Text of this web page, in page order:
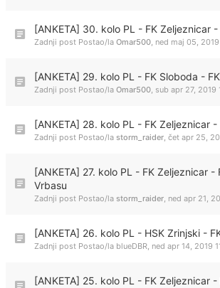
[ANKETA] 30. kolo PL - FK Zeljeznicar
Zadnji post Postao/la Omar500, ned maj 05,
[ANKETA] 29. kolo PL - FK Sloboda -
Zadnji post Postao/la Omar500, sub apr 27, 2019
[ANKETA] 28. kolo PL - FK Zeljeznicar
Zadnji post Postao/la storm_raider, čet apr 25,
[ANKETA] 27. kolo PL - FK Zeljeznicar -
Vrbasu
Zadnji post Postao/la storm_raider, ned apr 21,
[ANKETA] 26. kolo PL - HSK Zrinjski -
Zadnji post Postao/la blueDBR, ned apr 14, 2019
[ANKETA] 25. kolo PL - FK Zeljeznicar -